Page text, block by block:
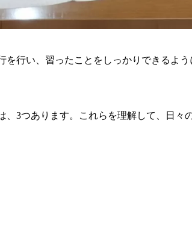
行い、習ったことをしっかりできるよ
3つあります。これらを理解して、日々